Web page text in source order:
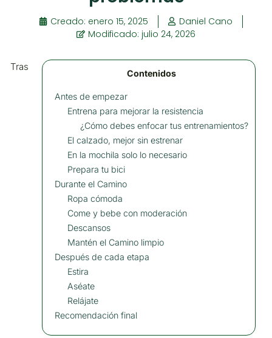
Creado: enero 15, 2025
Daniel Cano
Modificado: julio 24, 2026
Contenidos
Antes de empezar
Entrena para mejorar la resistencia
¿Cómo debes enfocar tus entrenamientos?
El calzado, mejor sin estrenar
En la mochila solo lo necesario
Prepara tu bici
Durante el Camino
Ropa cómoda
Come y bebe con moderación
Descansos
Mantén el Camino limpio
Después de cada etapa
Estira
Aséate
Relájate
Recomendación final
Tras